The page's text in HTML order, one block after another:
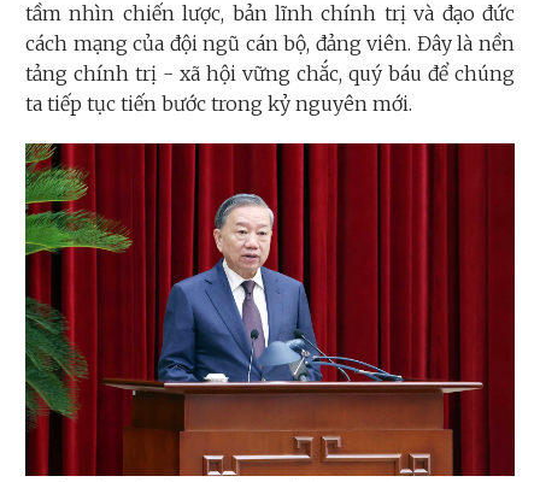
tầm nhìn chiến lược, bản lĩnh chính trị và đạo đức
cách mạng của đội ngũ cán bộ, đảng viên. Đây là nền
tảng chính trị - xã hội vững chắc, quý báu để chúng
ta tiếp tục tiến bước trong kỷ nguyên mới.